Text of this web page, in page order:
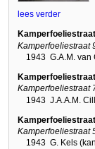
lees verder
Kamperfoeliestraat
1943 G.A.M. van
Kamperfoeliestraat
1943 J.A.A.M.
Kamperfoeliestraat
1943 G. Kels